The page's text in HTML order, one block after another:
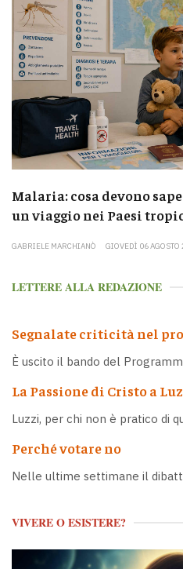
Malaria: cosa devono
un viaggio nei Paesi
GABRIELE MARCHIANÒ GIOVEDÌ 06
LETTERE ALLA REDAZIONE
Segnalate criticità nel
È uscito il bando del
La Passione di Cristo a
Luzzi, per chi non è pratico di
Perché votare no
Nelle ultime settimane il
VIVERE O ESISTERE?